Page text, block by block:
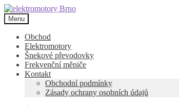
Přeskočit
na
navigaci
Přejít
k
obsahu
webu
Menu
Obchod
Elektromotory
Šnekové převodovky
Frekvenční měniče
Kontakt
Obchodní podmínky
Zásady ochrany osobních údajů